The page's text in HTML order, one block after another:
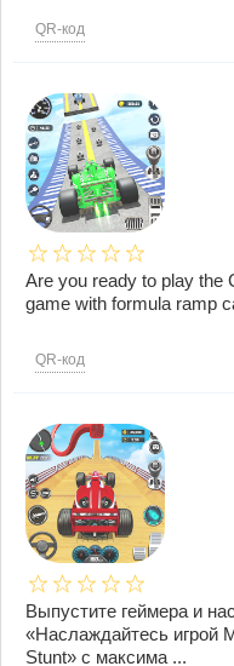
QR-код
Are you ready to play the
game with formula ramp
QR-код
Выпустите геймера и
«Наслаждайтесь игрой
Stunt» с максима ...